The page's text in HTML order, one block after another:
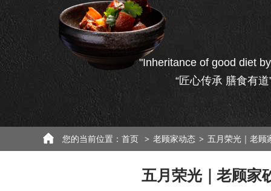
"Inheritance of good diet
“匠心传承 膳食有道
您的当前位置： 首页 > 老顾家动态 > 五月荣光｜老顾
五月荣光｜老顾家